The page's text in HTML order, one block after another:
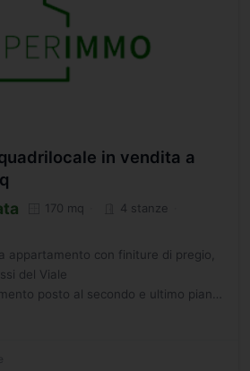
in vendita a
170 mq
4 stanze
appartamento con finiture di pregio,
del Viale
posto al secondo e ultimo piano